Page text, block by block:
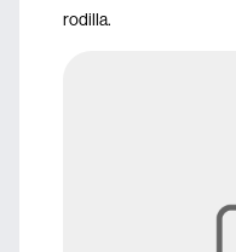
rodilla.